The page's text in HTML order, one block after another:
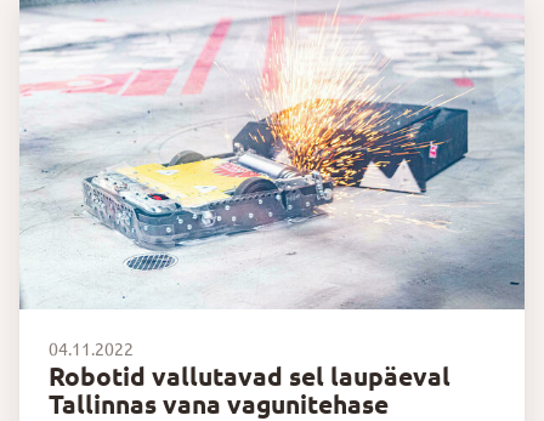
04.11.2022
Robotid vallutavad sel laupäeval
Tallinnas vana vagunitehase